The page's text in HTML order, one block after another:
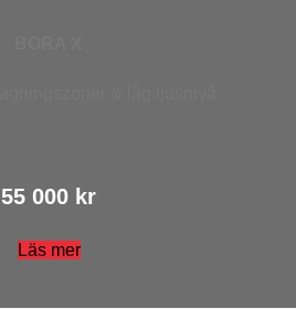
55 000 kr
Läs mer